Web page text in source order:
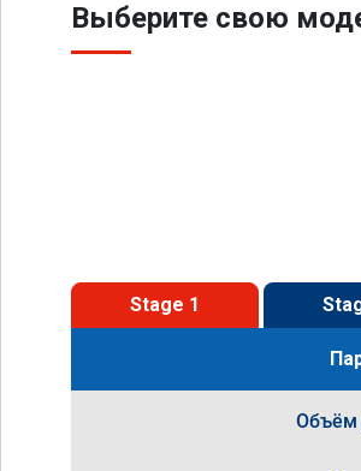
Выберите свою
Stage 1
Объём